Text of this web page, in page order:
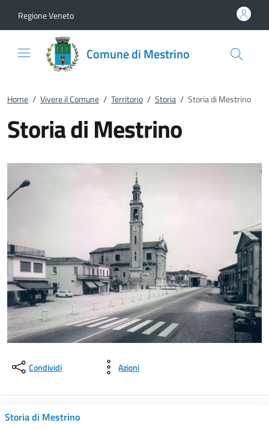
Regione Veneto
Comune di Mestrino
Home / Vivere il Comune / Territorio / Storia / Storia di Mestrino
Storia di Mestrino
Condividi Azioni
Storia di Mestrino